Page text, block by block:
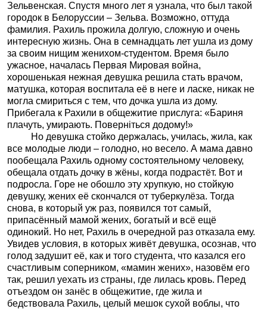
Зельвенская. Спустя много лет я узнала, что был такой
городок в Белоруссии – Зельва. Возможно, оттуда
фамилия. Рахиль прожила долгую, сложную и очень
интересную жизнь. Она в семнадцать лет ушла из дому
за своим нищим женихом-студентом. Время было
ужасное, началась Первая Мировая война,
хорошенькая нежная девушка решила стать врачом,
матушка, которая воспитала её в неге и ласке, никак не
могла смириться с тем, что дочка ушла из дому.
Прибегала к Рахили в общежитие прислуга: «Бариня
плачуть, умирають. Поверніться додому!»
Но девушка стойко держалась, училась, жила, как
все молодые люди – голодно, но весело. А мама давно
пообещала Рахиль одному состоятельному человеку,
обещала отдать дочку в жёны, когда подрастёт. Вот и
подросла. Горе не обошло эту хрупкую, но стойкую
девушку, жених её скончался от туберкулёза. Тогда
снова, в который уж раз, появился тот самый,
припасённый мамой жених, богатый и всё ещё
одинокий. Но нет, Рахиль в очередной раз отказала ему.
Увидев условия, в которых живёт девушка, осознав, что
голод задушит её, как и того студента, что казался его
счастливым соперником, «мамин жених», назовём его
так, решил уехать из страны, где лилась кровь. Перед
отъездом он занёс в общежитие, где жила и
бедствовала Рахиль, целый мешок сухой воблы, что